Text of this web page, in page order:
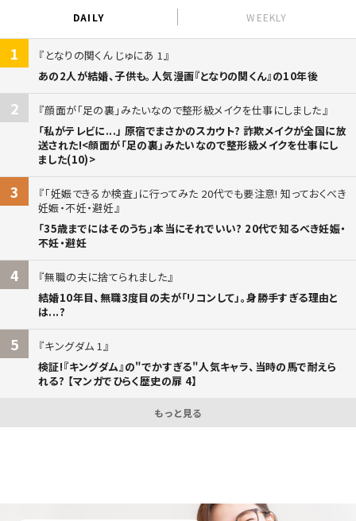
DAILY WEEKLY
1
となりの関くん じゅにあ 1
あの2人が結婚、子供も。人気漫画『となりの関くん』の10年後
2
顔面が「足の裏」みたいなので整形級メイクを仕事にしました
「私がテレビに...」 原宿でまさかのスカウト? 詐欺メイクが全国に放
送された!<顔面が「足の裏」みたいなので整形級メイクを仕事にし
ました(10)>
3
「妊娠できるか検査」に行ってみた 20代でも要注意! 知っておくべき
妊娠・不妊・避妊
「35歳までにはそのうち」本当にそれでいい? 20代で知るべき妊娠・
不妊・避妊
4
無職の夫に捨てられました
結婚10年目、無職3度目の夫が「リコンして」。身勝手すぎる理由と
は...?
5
キングダム 1
検証!『キングダム』の"でかすぎる"人気キャラ、当時の馬で耐えら
れる? 【マンガでひらく歴史の扉 4】
もっと見る